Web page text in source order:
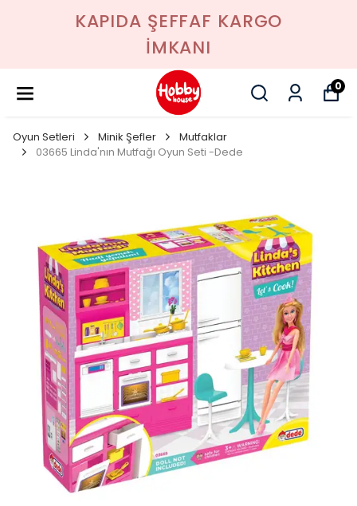
KAPIDA ŞEFFAF KARGO
İMKANI
0
Oyun Setleri Minik Şefler
Mutfaklar
03665 Linda'nın Mutfağı Oyun Seti -Dede